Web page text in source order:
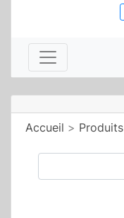
Accueil > Produits